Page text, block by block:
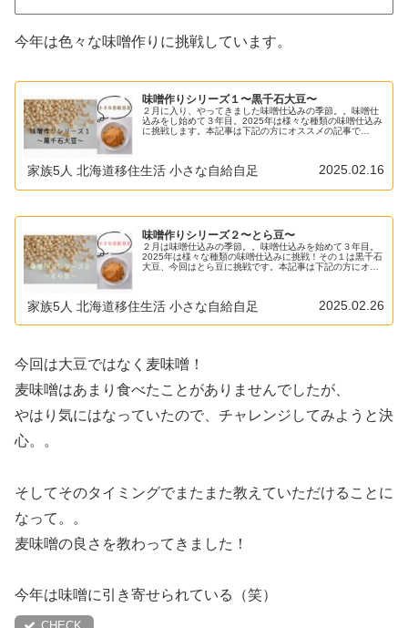
今年は色々な味噌作りに挑戦しています。
味噌作りシリーズ１〜黒千石大豆〜
２月に入り、やってきました味噌仕込みの季節。。味噌仕
込みをし始めて３年目。2025年は様々な種類の味噌仕込み
に挑戦します。本記事は下記の方にオススメの記事で
家族5人 北海道移住生活 小さな自給自足 2025.02.16
味噌作りシリーズ２〜とら豆〜
２月は味噌仕込みの季節。。味噌仕込みを始めて３年目。
2025年は様々な種類の味噌仕込みに挑戦！その１は黒千石
大豆、今回はとら豆に挑戦です。本記事は下記の方にオス
家族5人 北海道移住生活 小さな自給自足 2025.02.26
今回は大豆ではなく麦味噌！
麦味噌はあまり食べたことがありませんでしたが、
やはり気にはなっていたので、チャレンジしてみようと決
心。。
そしてそのタイミングでまたまた教えていただけることに
なって。。
麦味噌の良さを教わってきました！
今年は味噌に引き寄せられている（笑）